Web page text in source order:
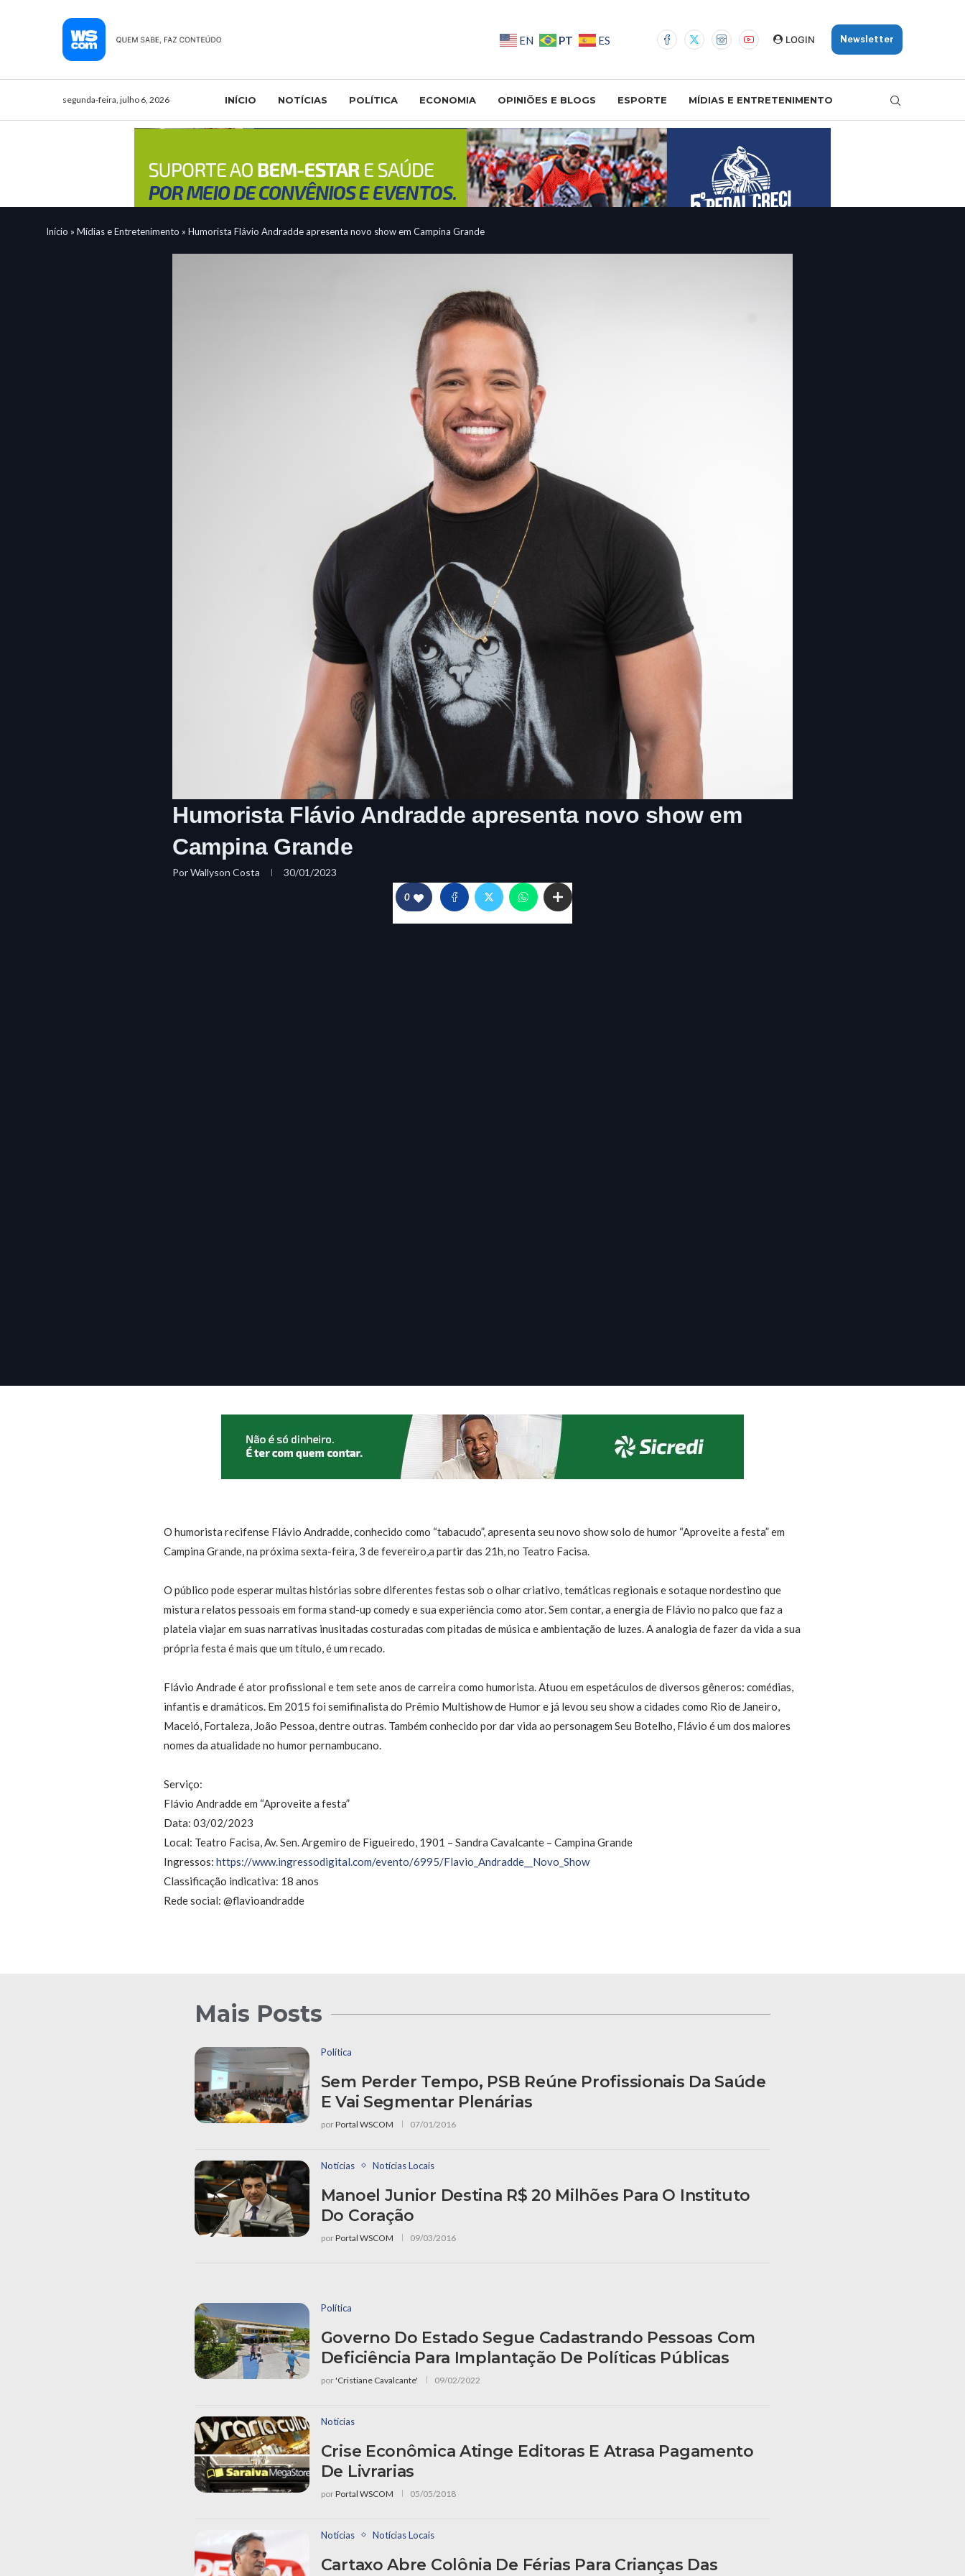
EN PT ES LOGIN Newsletter
segunda-feira, julho 6, 2026 INÍCIO NOTÍCIAS POLÍTICA ECONOMIA OPINIÕES E BLOGS ESPORTE MÍDIAS E ENTRETENIMENTO
Início » Mídias e Entretenimento » Humorista Flávio Andradde apresenta novo show em Campina Grande
Humorista Flávio Andradde apresenta novo show em
Campina Grande
PorWallyson Costa 30/01/2023
0
O humorista recifense Flávio Andradde, conhecido como “tabacudo”, apresenta seu novo show solo de humor “Aproveite a festa” em
Campina Grande, na próxima sexta-feira, 3 de fevereiro,a partir das 21h, no Teatro Facisa.
O público pode esperar muitas histórias sobre diferentes festas sob o olhar criativo, temáticas regionais e sotaque nordestino que
mistura relatos pessoais em forma stand-up comedy e sua experiência como ator. Sem contar, a energia de Flávio no palco que faz a
plateia viajar em suas narrativas inusitadas costuradas com pitadas de música e ambientação de luzes. A analogia de fazer da vida a sua
própria festa é mais que um título, é um recado.
Flávio Andrade é ator profissional e tem sete anos de carreira como humorista. Atuou em espetáculos de diversos gêneros: comédias,
infantis e dramáticos. Em 2015 foi semifinalista do Prêmio Multishow de Humor e já levou seu show a cidades como Rio de Janeiro,
Maceió, Fortaleza, João Pessoa, dentre outras. Também conhecido por dar vida ao personagem Seu Botelho, Flávio é um dos maiores
nomes da atualidade no humor pernambucano.
Serviço:
Flávio Andradde em “Aproveite a festa”
Data: 03/02/2023
Local: Teatro Facisa, Av. Sen. Argemiro de Figueiredo, 1901 – Sandra Cavalcante – Campina Grande
Ingressos:https://www.ingressodigital.com/evento/6995/Flavio_ Andradde__Novo_Show
Classificação indicativa: 18 anos
Rede social: @flavioandradde
Mais Posts
Política
Sem Perder Tempo, PSB Reúne Profissionais Da Saúde
E Vai Segmentar Plenárias
porPortal WSCOM 07/01/2016
Notícias Notícias Locais
Manoel Junior Destina R$ 20 Milhões Para O Instituto
Do Coração
porPortal WSCOM 09/03/2016
Política
Governo Do Estado Segue Cadastrando Pessoas Com
Deficiência Para Implantação De Políticas Públicas
por'Cristiane Cavalcante' 09/02/2022
Notícias
Crise Econômica Atinge Editoras E Atrasa Pagamento
De Livrarias
porPortal WSCOM 05/05/2018
Notícias Notícias Locais
Cartaxo Abre Colônia De Férias Para Crianças Das